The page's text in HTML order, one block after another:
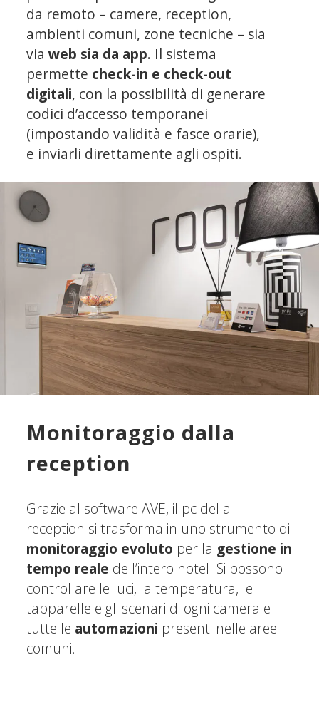
da remoto – camere, reception,
ambienti comuni, zone tecniche – sia
via web sia da app. Il sistema
permette check-in e check-out
digitali, con la possibilità di generare
codici d’accesso temporanei
(impostando validità e fasce orarie),
e inviarli direttamente agli ospiti.
Monitoraggio dalla
reception
Grazie al software AVE, il pc della
reception si trasforma in uno strumento di
monitoraggio evoluto per la gestione in
tempo reale dell’intero hotel. Si possono
controllare le luci, la temperatura, le
tapparelle e gli scenari di ogni camera e
tutte le automazioni presenti nelle aree
comuni.